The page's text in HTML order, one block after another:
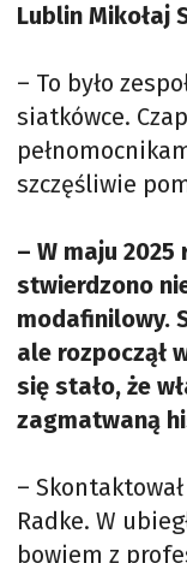
Lublin Mikołaj
– To było
siatkówce.
szczęśliwie
– W maju
stwierdzono
modafinilowy.
ale rozpoczął
się stało, że
zagmatwaną
–
Radke. W
bowiem z